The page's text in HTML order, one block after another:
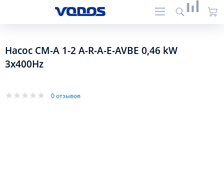
Насос CM-А 1-2 A-R-A-E-AVBE 0,46 kW
3x400Hz
0 отзывов